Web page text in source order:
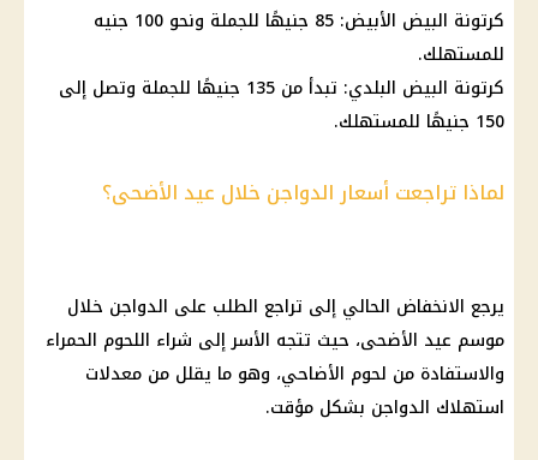
كرتونة البيض الأبيض: 85 جنيهًا للجملة ونحو 100 جنيه
للمستهلك.
كرتونة البيض البلدي: تبدأ من 135 جنيهًا للجملة وتصل إلى
150 جنيهًا للمستهلك.
لماذا تراجعت أسعار الدواجن خلال عيد الأضحى؟
يرجع الانخفاض الحالي إلى تراجع الطلب على الدواجن خلال
موسم عيد الأضحى، حيث تتجه الأسر إلى شراء اللحوم الحمراء
والاستفادة من لحوم الأضاحي، وهو ما يقلل من معدلات
استهلاك الدواجن بشكل مؤقت.